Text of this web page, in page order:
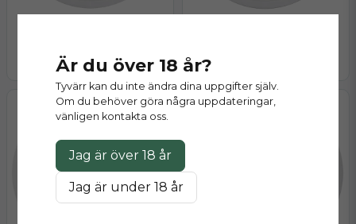
Är du över 18 år?
Tyvärr kan du inte ändra dina uppgifter själv.
Om du behöver göra några uppdateringar,
vänligen kontakta oss.
Jag är över 18 år
Jag är under 18 år